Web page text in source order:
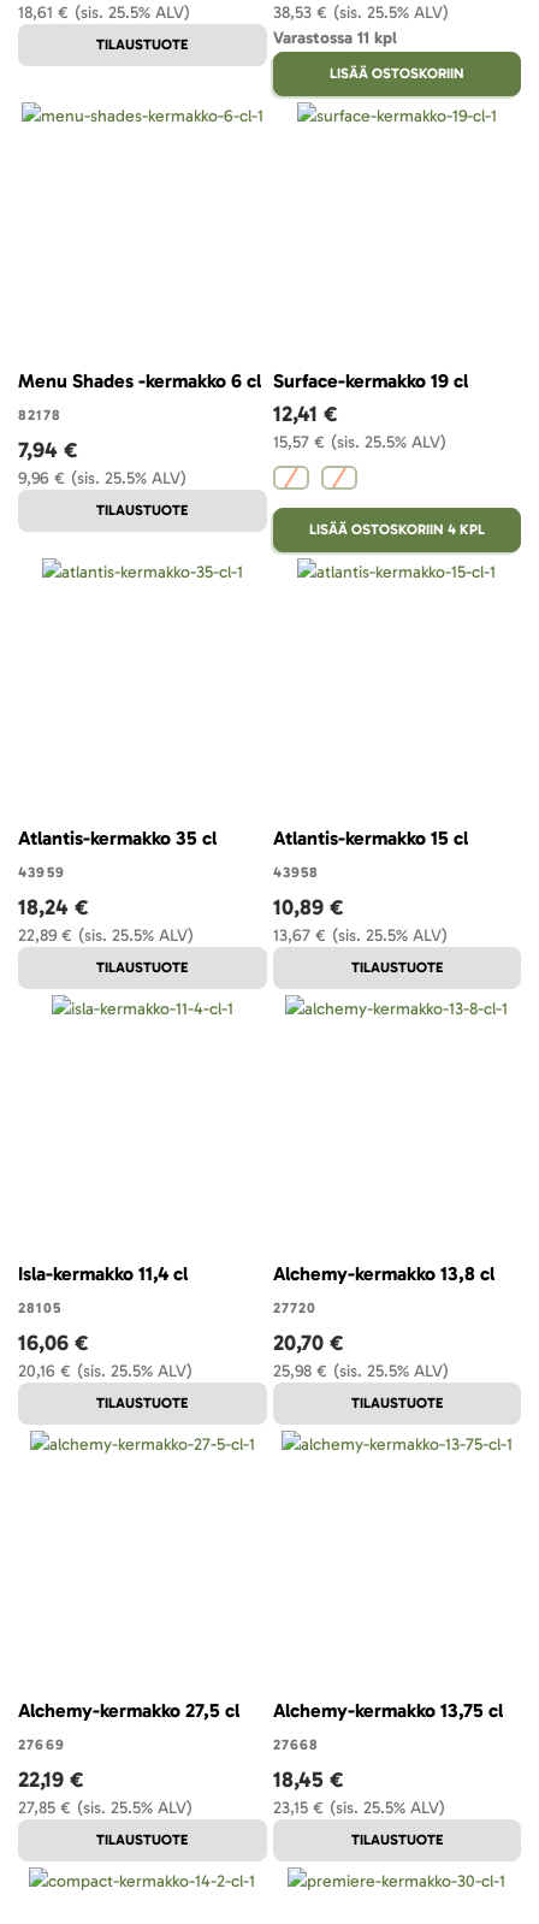
(sis. 25.5% ALV)
18,61 €
TILAUSTUOTE
(sis. 25.5% ALV)
38,53 €
Varastossa 11 kpl
LISÄÄ OSTOSKORIIN
Menu Shades -kermakko 6 cl
82178
(sis. 25.5% ALV)
9,96 €
7,94 €
TILAUSTUOTE
Surface-kermakko 19 cl
(sis. 25.5% ALV)
15,57 €
12,41 €
LISÄÄ OSTOSKORIIN 4 KPL
Atlantis-kermakko 35 cl
43959
(sis. 25.5% ALV)
22,89 €
18,24 €
TILAUSTUOTE
Atlantis-kermakko 15 cl
43958
(sis. 25.5% ALV)
13,67 €
10,89 €
TILAUSTUOTE
Isla-kermakko 11,4 cl
28105
(sis. 25.5% ALV)
20,16 €
16,06 €
TILAUSTUOTE
Alchemy-kermakko 13,8 cl
27720
(sis. 25.5% ALV)
25,98 €
20,70 €
TILAUSTUOTE
Alchemy-kermakko 27,5 cl
27669
(sis. 25.5% ALV)
27,85 €
22,19 €
TILAUSTUOTE
Alchemy-kermakko 13,75 cl
27668
(sis. 25.5% ALV)
23,15 €
18,45 €
TILAUSTUOTE